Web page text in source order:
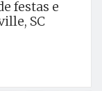
festas e
SC